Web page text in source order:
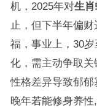
机，2025年对生肖
止，但下半年偏
福，事业上，30岁
化，需主动争取
性格差异导致郁郁
晚年若能修身养性